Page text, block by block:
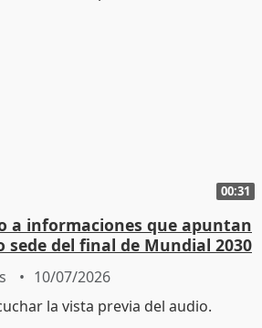
00:31
a informaciones que apuntan
sede del final de Mundial 2030
10/07/2026